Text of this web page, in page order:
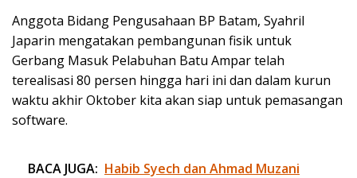
Anggota Bidang Pengusahaan BP Batam, Syahril
Japarin mengatakan pembangunan fisik untuk
Gerbang Masuk Pelabuhan Batu Ampar telah
terealisasi 80 persen hingga hari ini dan dalam kurun
waktu akhir Oktober kita akan siap untuk pemasangan
software.
BACA JUGA: Habib Syech dan Ahmad Muzani